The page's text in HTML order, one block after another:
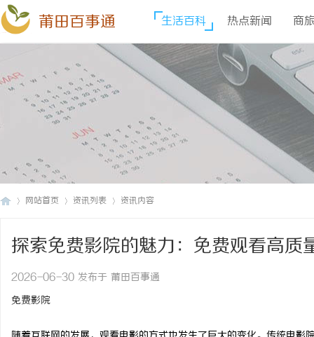
莆田百事通 生活百科 热点新闻 商
网站首页 资讯列表 资讯内容
探索免费影院的魅力：免费观看高质
2026-06-30 发布于 莆田百事通
免费影院